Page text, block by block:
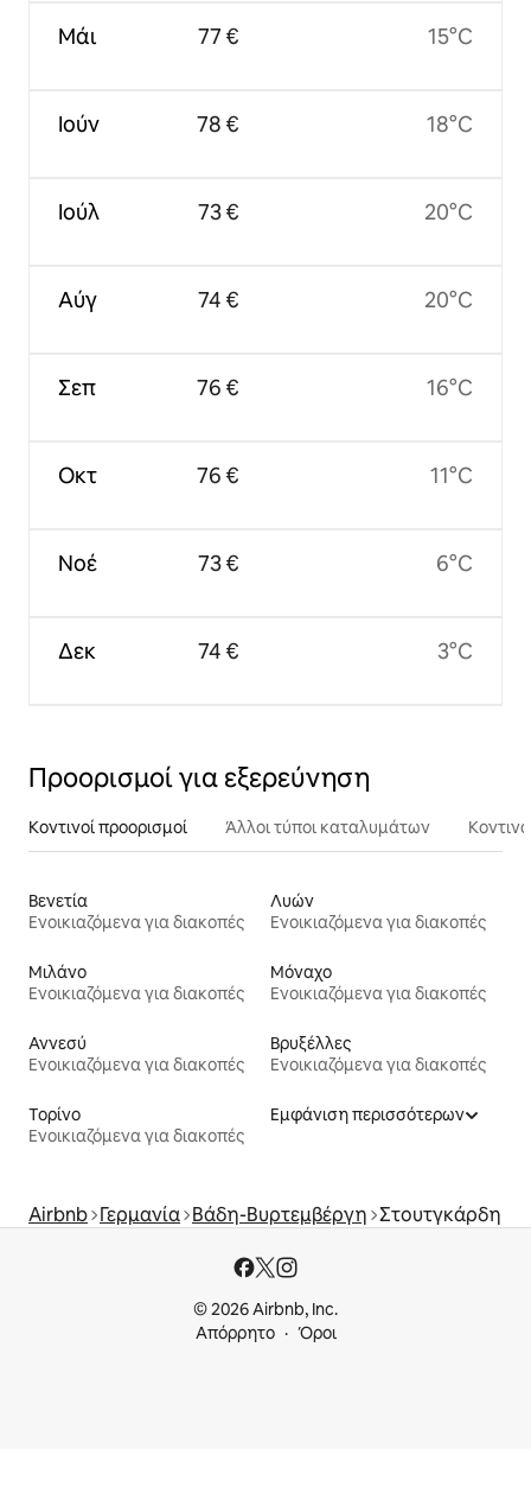
Μάι
Ιούν
Ιούλ
Αύγ
Σεπ
Οκτ
Νοέ
Δεκ
77 €
78 €
73 €
74 €
76 €
76 €
73 €
74 €
15°C
18°C
20°C
20°C
16°C
11°C
6°C
3°C
Προορισμοί για εξερεύνηση
Κοντινοί προορισμοί Άλλοι τύποι καταλυμάτων
Βενετία
Ενοικιαζόμενα για διακοπές
Λυών
Ενοικιαζόμενα για διακοπές
Μιλάνο
Ενοικιαζόμενα για διακοπές
Μόναχο
Ενοικιαζόμενα για διακοπές
Αννεσύ
Ενοικιαζόμενα για διακοπές
Βρυξέλλες
Ενοικιαζόμενα για διακοπές
Τορίνο
Ενοικιαζόμενα για διακοπές
Εμφάνιση περισσότερων
Airbnb Γερμανία Βάδη-Βυρτεμβέργη Στουτγκάρδη
© 2026 Airbnb, Inc.
Απόρρητο
Όροι